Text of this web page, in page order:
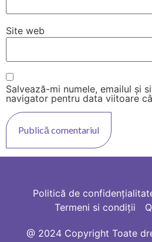
Site web
Salvează-mi numele, emailul și
navigator pentru data viitoare
@ 2024 Copyright Toate
Politică de
Termeni si condiții